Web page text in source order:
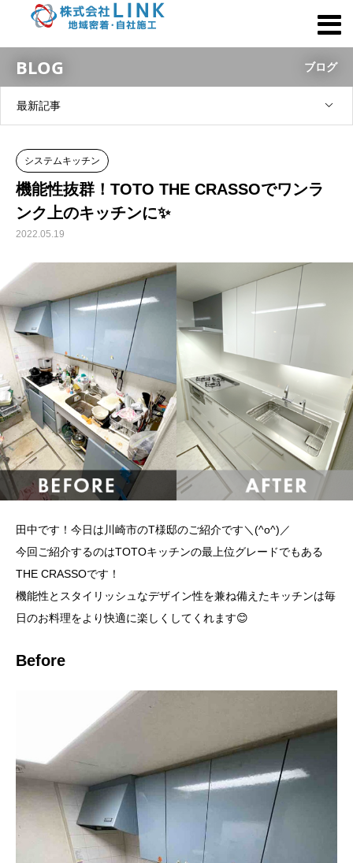
BLOG ブログ
最新記事
システムキッチン
機能性抜群！TOTO THE CRASSOでワンラ
ンク上のキッチンに✨
2022.05.19
田中です！今日は川崎市のT様邸のご紹介です＼(^o^)／
今回ご紹介するのはTOTOキッチンの最上位グレードでもある
THE CRASSOです！
機能性とスタイリッシュなデザイン性を兼ね備えたキッチンは毎
日のお料理をより快適に楽しくしてくれます😊
Before